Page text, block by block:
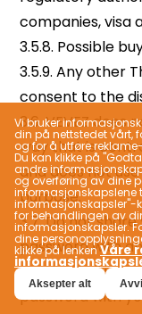
Vi bruker
din på nettstedet vårt,
og for å utføre
Du kan klikke på
andre
og overføring av dine
informasjonskapslene
informasjonskapsler"-
for behandlingen av
informasjonskapsler.
dine
klikke på lenkenVåre
Aksepter alt